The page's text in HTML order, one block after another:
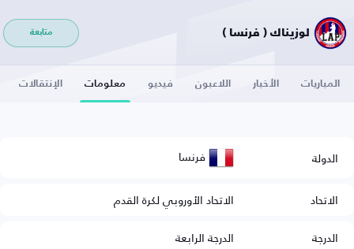
لوزيناك ( فرنسا ) متابعة
المباريات الأخبار اللاعبون فيديو معلومات الإنتقالات
الدولة فرنسا
الاتحاد
الاتحاد الأوروبي لكرة القدم
الدرجة
الدرجة الرابعة